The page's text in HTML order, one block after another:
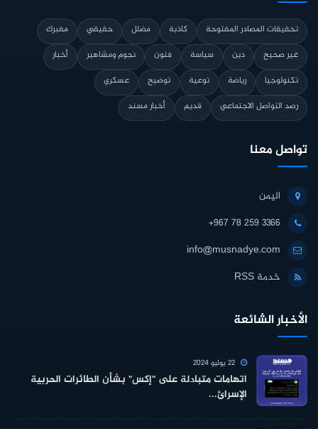
تحقيقات المصادر المفتوحة كاذبة مضلل حقيقي
مفبرك
غير صحيح
دين سياسة فنون نجوم ومشاهير
أخبار
تكنولوجيا
رياضة توعية توضيح
عسكري
رصد التواصل الاجتماعي
قديم أخبار مسند
تواصل معنا
اليمن
+967 78 259 3366
info@musnadye.com
خدمة RSS
الأخبار الشائعة
اتهامات متبادلة على "إكس" بشأن الطائرات الحربية
الإسرائ...